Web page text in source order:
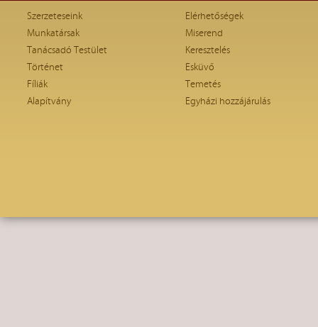
Szerzeteseink
Munkatársak
Tanácsadó Testület
Történet
Fíliák
Alapítvány
Elérhetőségek
Miserend
Keresztelés
Esküvő
Temetés
Egyházi hozzájárulás